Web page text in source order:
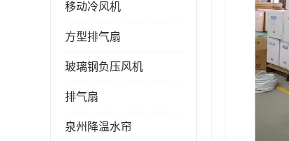
移动冷风机
方型排气扇
玻璃钢负压风机
排气扇
泉州降温水帘